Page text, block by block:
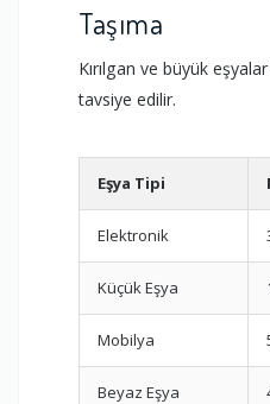
Taşıma
Kırılgan ve büyük
tavsiye edilir.
Eşya Tipi
Elektronik
Küçük Eşya
Mobilya
Beyaz Eşya